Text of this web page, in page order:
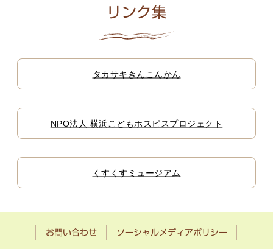
リンク集
タカサキきんこんかん
NPO法人 横浜こどもホスピスプロジェクト
くすくすミュージアム
お問い合わせ ソーシャルメディアポリシー